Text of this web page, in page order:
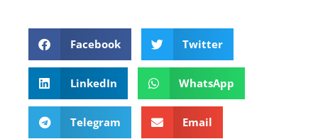
Facebook Twitter
LinkedIn WhatsApp
Telegram Email